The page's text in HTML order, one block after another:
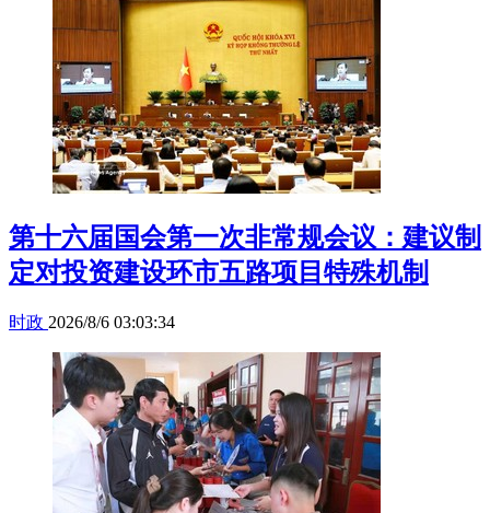
第十六届国会第一次非常规会议：建议制
定对投资建设环市五路项目特殊机制
时政 2026/8/6 03:03:34